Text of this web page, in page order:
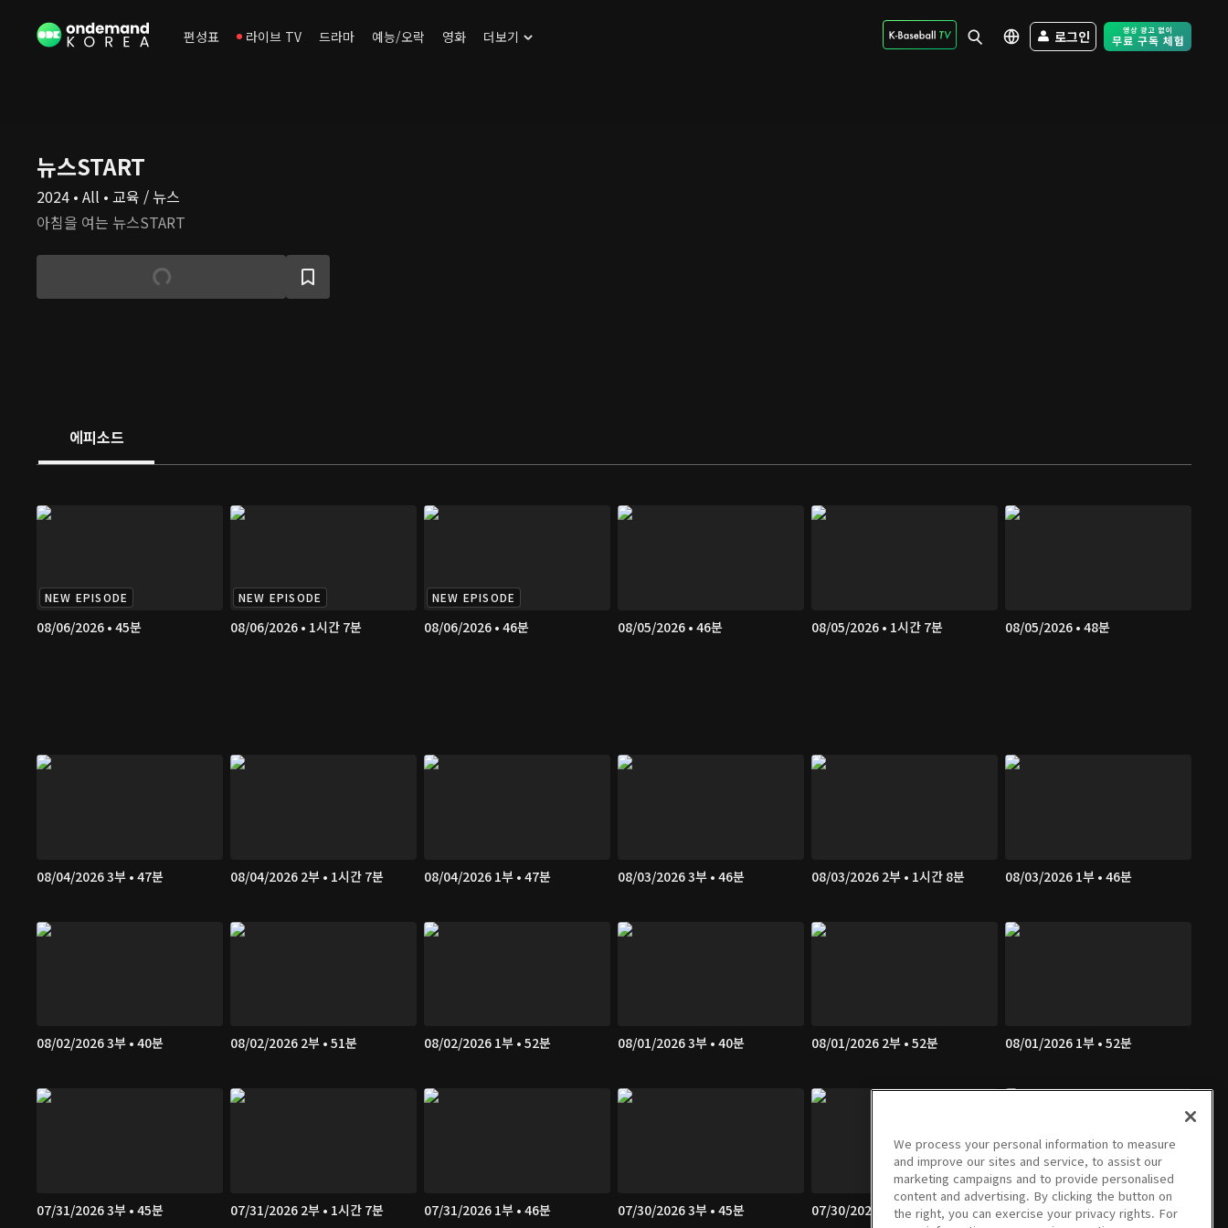
편성표 라이브 TV 드라마 예능/오락 영화 더보기 로그인 Free Trial -
뉴스START
2024 • All • 교육 / 뉴스
아침을 여는 뉴스START
에피소드
NEW EPISODE
08/06/2026 • 45분
NEW EPISODE
08/06/2026 • 1시간 7분
NEW EPISODE
08/06/2026 • 46분 08/05/2026 • 46분 08/05/2026 • 1시간 7분 08/05/2026 • 48분
08/04/2026 3부 • 47분 08/04/2026 2부 • 1시간 7분 08/04/2026 1부 • 47분 08/03/2026 3부 • 46분 08/03/2026 2부 • 1시간 8분 08/03/2026 1부 • 46분
08/02/2026 3부 • 40분 08/02/2026 2부 • 51분 08/02/2026 1부 • 52분 08/01/2026 3부 • 40분 08/01/2026 2부 • 52분 08/01/2026 1부 • 52분
07/31/2026 3부 • 45분 07/31/2026 2부 • 1시간 7분 07/31/2026 1부 • 46분 07/30/2026 3부 • 45분 07/30/2026 2부 • 1시간 7분 07/30/2026 1부 • 46분
We process your personal information to measure
and improve our sites and service, to assist our
marketing campaigns and to provide personalised
content and advertising. By clicking the button on
the right, you can exercise your privacy rights. For